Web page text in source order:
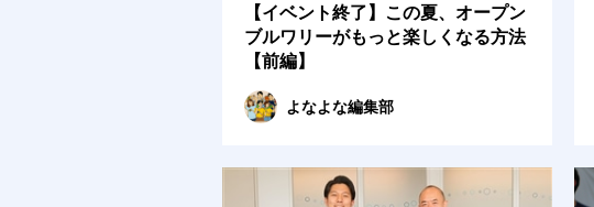
【イベント終了】この夏、オープン
ブルワリーがもっと楽しくなる方法
【前編】
よなよな編集部